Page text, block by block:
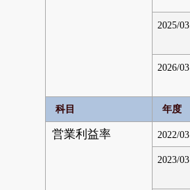
2025/03
2026/03
科目 年度
営業利益率 2022/03
2023/03